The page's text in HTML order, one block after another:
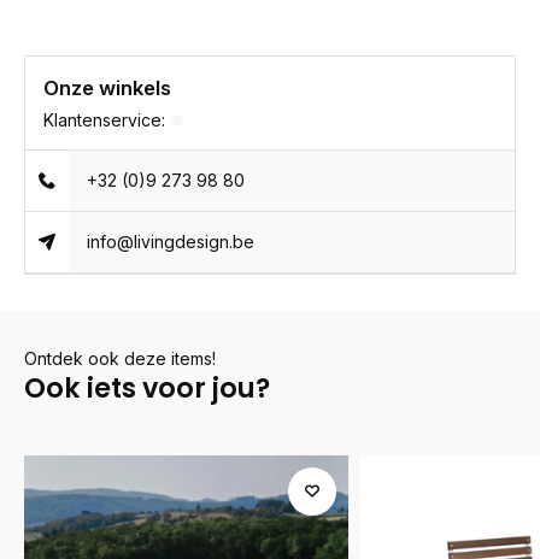
Onze winkels
Klantenservice:
+32 (0)9 273 98 80
info@livingdesign.be
Ontdek ook deze items!
Ook iets voor jou?